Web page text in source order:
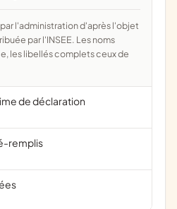
par l'INSEE. Les noms
les libellés complets ceux de
de déclaration
remplis